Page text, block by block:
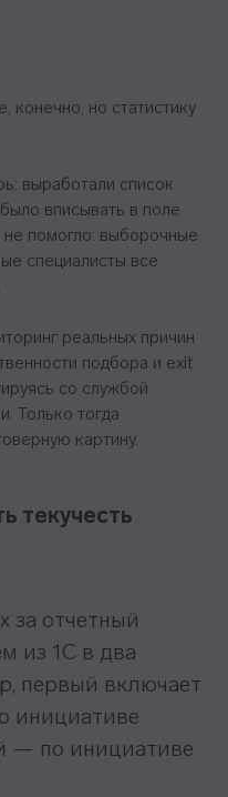
но статистику
выработали список
вписывать в поле
помогло: выборочные
специалисты все
реальных причин
подбора и exit
со службой
Только тогда
картину.
текучесть
за отчетный
из 1С в два
первый включает
инициативе
— по инициативе